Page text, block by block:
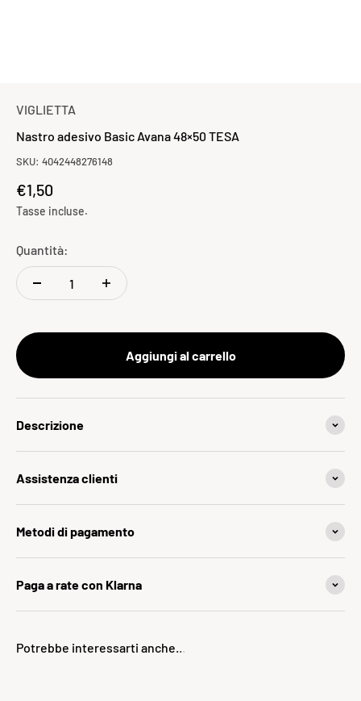
VIGLIETTA
Nastro adesivo Basic Avana 48×50 TESA
SKU: 4042448276148
Prezzo scontato
€1,50
Tasse incluse.
Quantità:
Aggiungi al carrello
Descrizione
Assistenza clienti
Metodi di pagamento
Paga a rate con Klarna